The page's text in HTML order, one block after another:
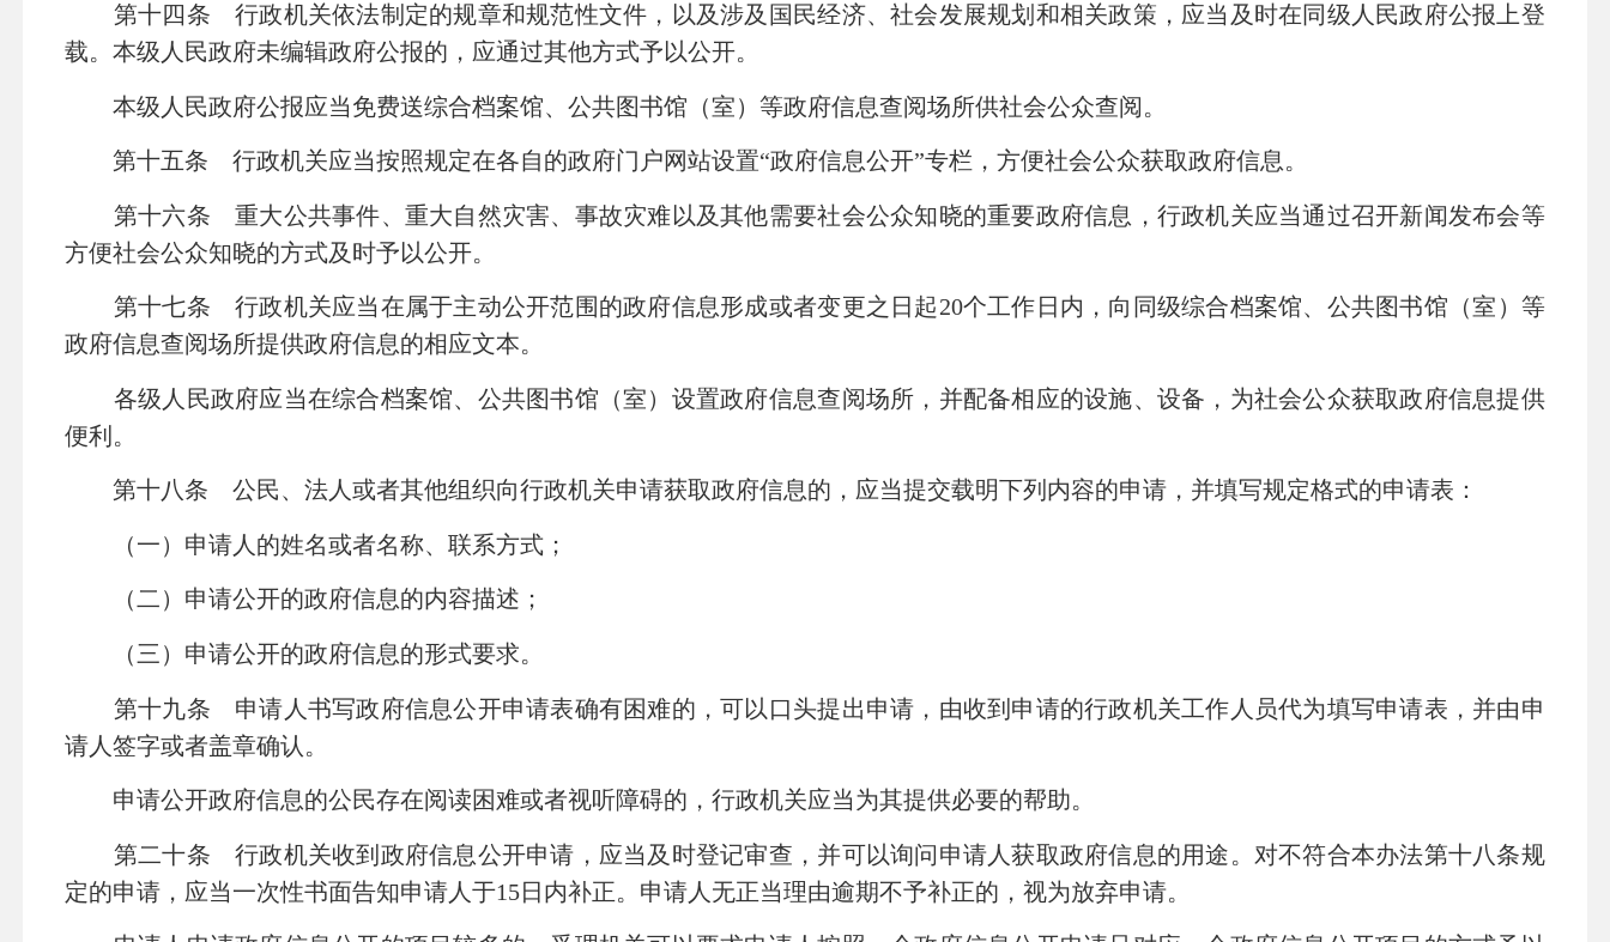
第十四条 行政机关依法制定的规章和规范性文件，以及涉及国民经济、社会发展规划和相关政策，应当及时在同级人民政府公报上登
载。本级人民政府未编辑政府公报的，应通过其他方式予以公开。
本级人民政府公报应当免费送综合档案馆、公共图书馆（室）等政府信息查阅场所供社会公众查阅。
第十五条 行政机关应当按照规定在各自的政府门户网站设置“政府信息公开”专栏，方便社会公众获取政府信息。
第十六条 重大公共事件、重大自然灾害、事故灾难以及其他需要社会公众知晓的重要政府信息，行政机关应当通过召开新闻发布会等
方便社会公众知晓的方式及时予以公开。
第十七条 行政机关应当在属于主动公开范围的政府信息形成或者变更之日起20个工作日内，向同级综合档案馆、公共图书馆（室）等
政府信息查阅场所提供政府信息的相应文本。
各级人民政府应当在综合档案馆、公共图书馆（室）设置政府信息查阅场所，并配备相应的设施、设备，为社会公众获取政府信息提供
便利。
第十八条 公民、法人或者其他组织向行政机关申请获取政府信息的，应当提交载明下列内容的申请，并填写规定格式的申请表：
（一）申请人的姓名或者名称、联系方式；
（二）申请公开的政府信息的内容描述；
（三）申请公开的政府信息的形式要求。
第十九条 申请人书写政府信息公开申请表确有困难的，可以口头提出申请，由收到申请的行政机关工作人员代为填写申请表，并由申
请人签字或者盖章确认。
申请公开政府信息的公民存在阅读困难或者视听障碍的，行政机关应当为其提供必要的帮助。
第二十条 行政机关收到政府信息公开申请，应当及时登记审查，并可以询问申请人获取政府信息的用途。对不符合本办法第十八条规
定的申请，应当一次性书面告知申请人于15日内补正。申请人无正当理由逾期不予补正的，视为放弃申请。